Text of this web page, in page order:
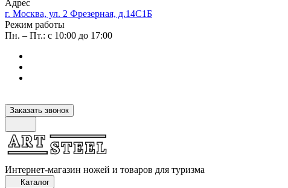
Адрес
г. Москва, ул. 2 Фрезерная, д.14С1Б
Режим работы
Пн. – Пт.: с 10:00 до 17:00
Заказать звонок
Интернет-магазин ножей и товаров для туризма
Каталог